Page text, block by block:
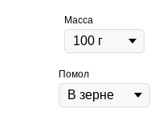
Масса
Помол